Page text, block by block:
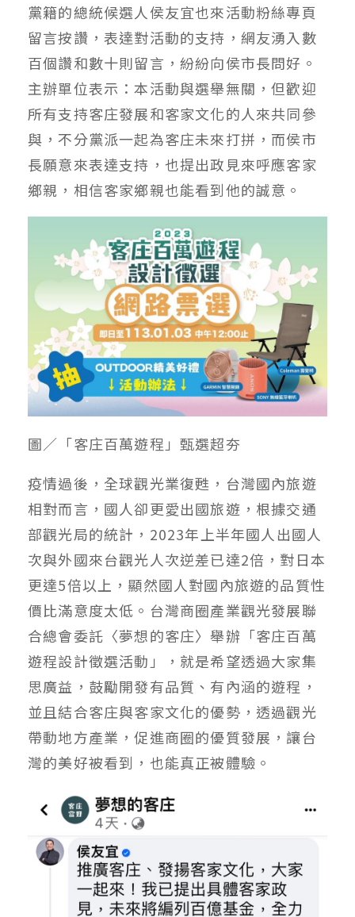
黨籍的總統候選人侯友宜也來活動粉絲專頁
留言按讚，表達對活動的支持，網友湧入數
百個讚和數十則留言，紛紛向侯市長問好。
主辦單位表示：本活動與選舉無關，但歡迎
所有支持客庄發展和客家文化的人來共同參
與，不分黨派一起為客庄未來打拼，而侯市
長願意來表達支持，也提出政見來呼應客家
鄉親，相信客家鄉親也能看到他的誠意。
圖／「客庄百萬遊程」甄選超夯
疫情過後，全球觀光業復甦，台灣國內旅遊
相對而言，國人卻更愛出國旅遊，根據交通
部觀光局的統計，2023年上半年國人出國人
次與外國來台觀光人次逆差已達2倍，對日本
更達5倍以上，顯然國人對國內旅遊的品質性
價比滿意度太低。台灣商圈產業觀光發展聯
合總會委託〈夢想的客庄〉舉辦「客庄百萬
遊程設計徵選活動」，就是希望透過大家集
思廣益，鼓勵開發有品質、有內涵的遊程，
並且結合客庄與客家文化的優勢，透過觀光
帶動地方產業，促進商圈的優質發展，讓台
灣的美好被看到，也能真正被體驗。